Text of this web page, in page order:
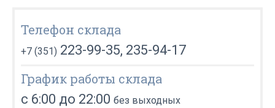
Телефон склада
+7 (351) 223-99-35, 235-94-17
График работы склада
с 6:00 до 22:00 без выходных